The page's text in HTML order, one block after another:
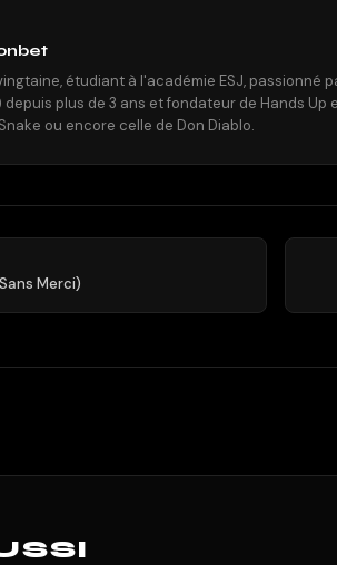
étudiant à l'académie ESJ,
plus de 3 ans et fondateur de Hands
ou encore celle de Don Diablo.
Merci)